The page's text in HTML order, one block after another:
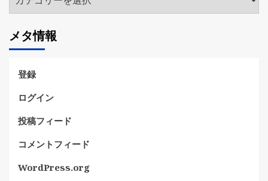
テ
リ
ー
メタ情報
登録
ログイン
投稿フィード
コメントフィード
WordPress.org